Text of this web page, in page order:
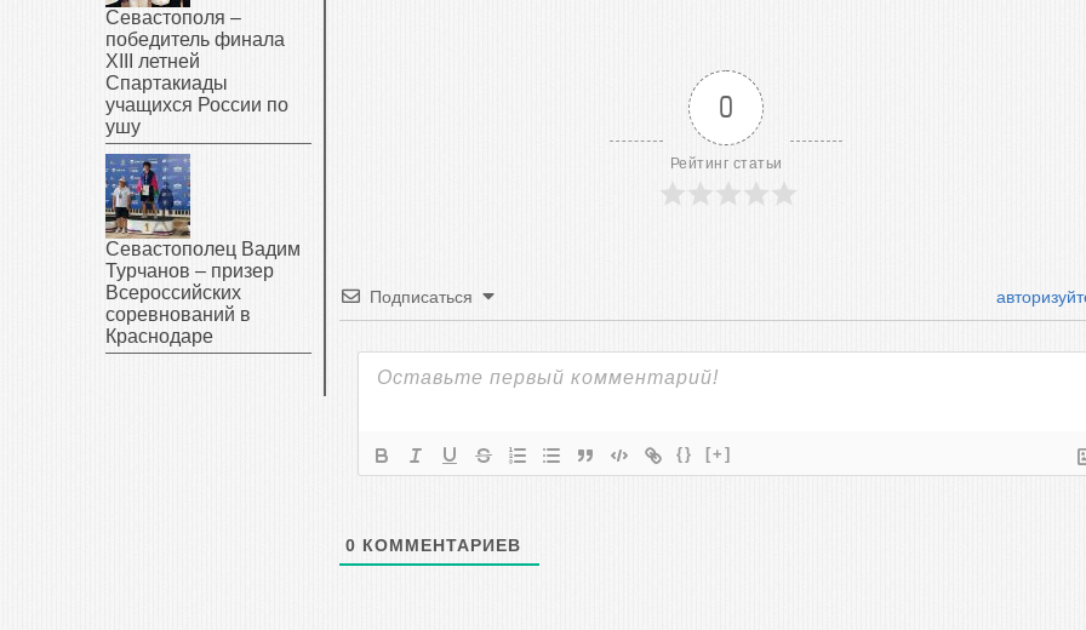
0
Рейтинг статьи
Подписаться
{} [+]
0 КОММЕНТАРИЕВ
Севастополя –
победитель финала
XIII летней
Спартакиады
учащихся России по
ушу
Севастополец Вадим
Турчанов – призер
Всероссийских
соревнований в
Краснодаре